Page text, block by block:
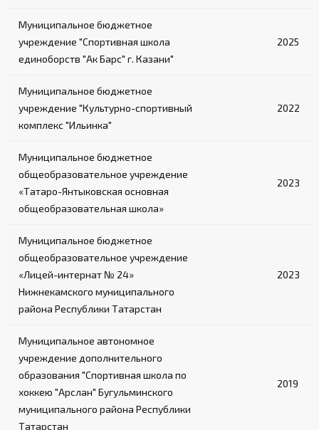
Муниципальное бюджетное
учреждение "Спортивная школа
единоборств "Ак Барс" г. Казани"
2025
Муниципальное бюджетное
учреждение "Культурно-спортивный
комплекс "Ильинка"
2022
Муниципальное бюджетное
общеобразовательное учреждение
«Татаро-Янтыковская основная
общеобразовательная школа»
2023
Муниципальное бюджетное
общеобразовательное учреждение
«Лицей-интернат № 24»
Нижнекамского муниципального
района Республики Татарстан
2023
Муниципальное автономное
учреждение дополнительного
образования "Спортивная школа по
хоккею "Арслан" Бугульминского
муниципального района Республики
Татарстан
2019